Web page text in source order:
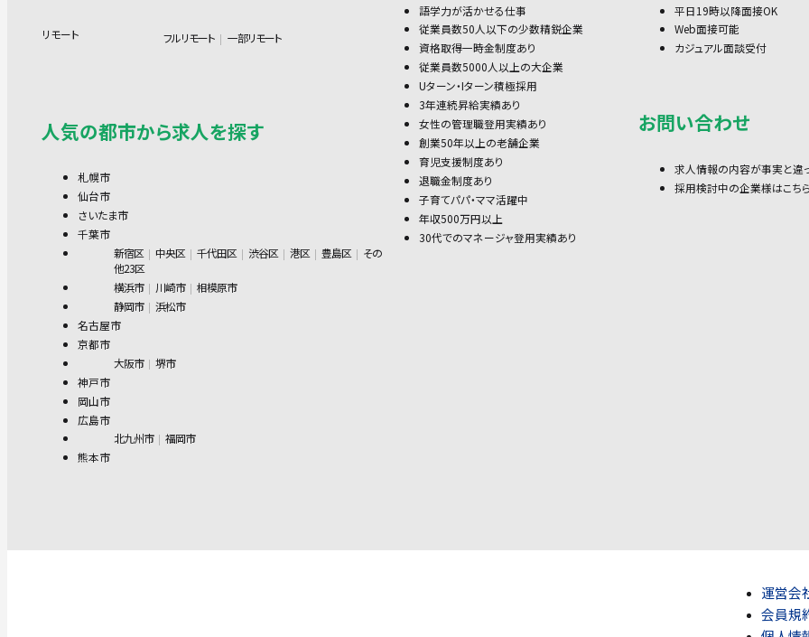
リモート フルリモート 一部リモート
人気の都市から求人を探す
札幌市
仙台市
さいたま市
千葉市
新宿区
中央区 千代田区 渋谷区 港区 豊島区
その
他23区
横浜市
川崎市
相模原市
静岡市
浜松市
名古屋市
京都市
大阪市
堺市
神戸市
岡山市
広島市
北九州市
福岡市
熊本市
語学力が活かせる仕事
従業員数50人以下の少数精鋭企業
資格取得一時金制度あり
従業員数5000人以上の大企業
Uターン・Iターン積極採用
3年連続昇給実績あり
女性の管理職登用実績あり
創業50年以上の老舗企業
育児支援制度あり
退職金制度あり
子育てパパ・ママ活躍中
年収500万円以上
30代でのマネージャ登用実績あり
平日19時以降面接OK
Web面接可能
カジュアル面談受付
お問い合わせ
求人情報の内容が事実と違
採用検討中の企業様はこち
運営会
会員規